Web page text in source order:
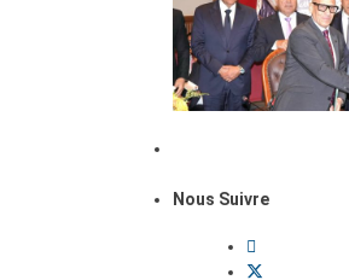
Nous Suivre